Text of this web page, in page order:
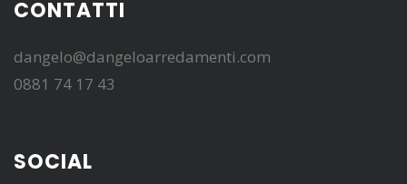
CONTATTI
dangelo@dangeloarredamenti.com
0881 74 17 43
SOCIAL